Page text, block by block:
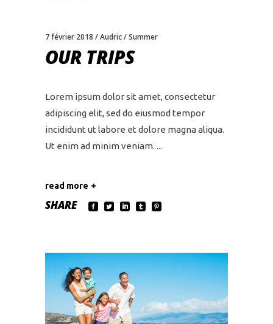
7 février 2018 Audric Summer
OUR TRIPS
Lorem ipsum dolor sit amet, consectetur
adipiscing elit, sed do eiusmod tempor
incididunt ut labore et dolore magna aliqua.
Ut enim ad minim veniam.
read more
SHARE